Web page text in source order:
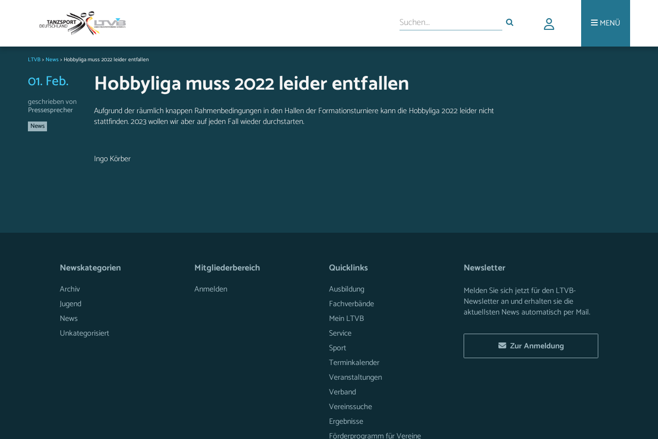
MENÜ
LTVB> News> Hobbyliga muss 2022 leider entfallen
01. Feb.
geschrieben von
Pressesprecher
News
Hobbyliga muss 2022 leider entfallen
Aufgrund der räumlich knappen Rahmenbedingungen in den Hallen der Formationsturniere kann die Hobbyliga 2022 leider nicht
stattfinden. 2023 wollen wir aber auf jeden Fall wieder durchstarten.
Ingo Körber
Newskategorien
Archiv
Jugend
News
Unkategorisiert
Mitgliederbereich
Anmelden
Quicklinks
Ausbildung
Fachverbände
Mein LTVB
Service
Sport
Terminkalender
Veranstaltungen
Verband
Vereinssuche
Ergebnisse
Förderprogramm für Vereine
Newsletter
Melden Sie sich jetzt für den LTVB-
Newsletter an und erhalten sie die
aktuellsten News automatisch per Mail.
Zur Anmeldung